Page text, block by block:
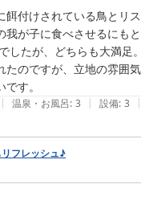
付けされている鳥とリ
が子に食べさせるにも
たが、どちらも大満足
のですが、立地の雰囲
す。
| 温泉・お風呂: 3 | 設備: 3 |
リフレッシュ♪